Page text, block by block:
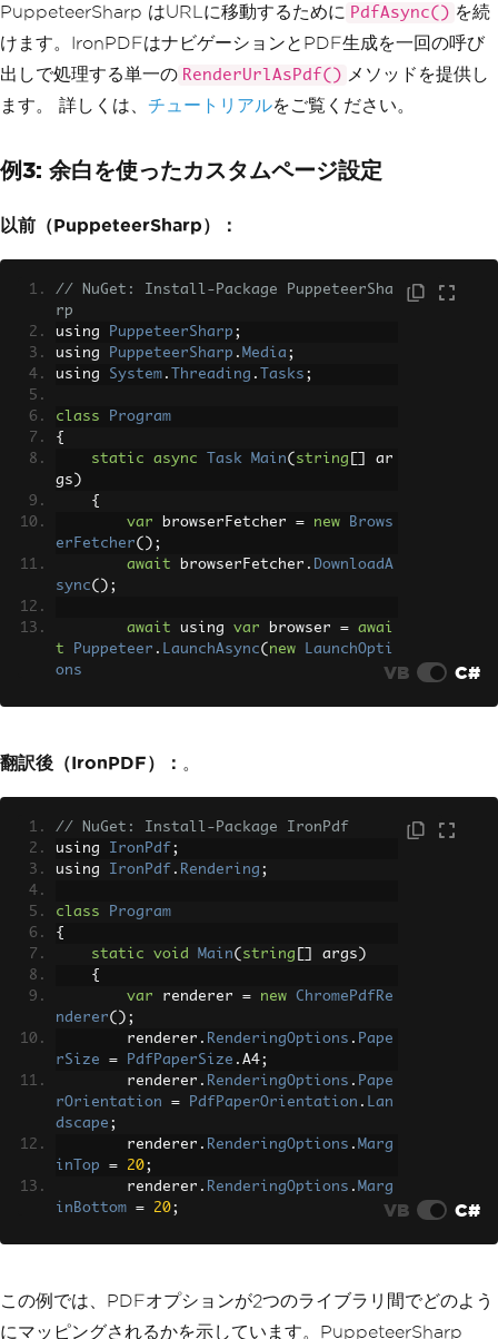
PuppeteerSharp はURLに移動するために PdfAsync() を続
けます。IronPDFはナビゲーションとPDF生成を一回の呼び
出しで処理する単一の RenderUrlAsPdf() メソッドを提供し
ます。 詳しくは、 チュートリアルをご覧ください。
例3: 余白を使ったカスタムページ設定
以前（PuppeteerSharp）：
// NuGet: Install-Package PuppeteerSha
rp
using
PuppeteerSharp ;
using
PuppeteerSharp . Media ;
using System . Threading . Tasks ;
class
Program
{
static
async Task Main( string
ar
gs )
{
var browserFetcher = new
Brows
erFetcher();
await browserFetcher . DownloadA
sync();
await using var browser =
awai
t
Puppeteer . LaunchAsync( new
LaunchOpti
ons
await using
rowser.NewPageAsync();
await
page . SetContentAsync
1>Custom PDF</h1><p>With landscape ori
entation and margins.</p>"
f"
PdfOptions
{
PaperFormat . A4
Landscape
true,
Options
Top
= "20mm"
,
Bottom
= "20mm" ,
Right
"20mm"
});
}
VB C#
翻訳後（IronPDF）： 。
// NuGet: Install-Package IronPdf
using IronPdf ;
using IronPdf . Rendering ;
class
Program
{
static
void Main( string args )
{
var renderer = new
ChromePdfRe
nderer();
        renderer
. RenderingOptions . Pape
rSize
= PdfPaperSize . A4;
        renderer
. RenderingOptions . Pape
rOrientation
= PdfPaperOrientation . Lan
dscape ;
        renderer
. RenderingOptions . Marg
inTop
= 20;
        renderer
. RenderingOptions . Marg
inBottom
= 20;
inRight
= 20 ;
var pdf = renderer. RenderHtmlA
VB C#
この例では、PDFオプションが2つのライブラリ間でどのよう
にマッピングされるかを示しています。PuppeteerSharp